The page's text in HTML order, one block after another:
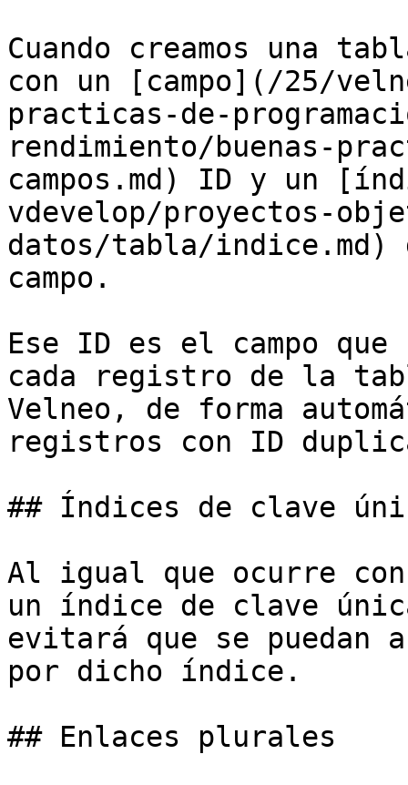
Cuando creamos una
con un [campo](/25/
practicas-de-
rendimiento/buenas-
campos.md) ID y un
vdevelop/proyectos-
datos/tabla/indice.md)
campo.
Ese ID es el campo
cada registro de la
Velneo, de forma
registros con ID
## Índices de clave
Al igual que ocurre
un índice de clave
evitará que se puedan
por dicho índice.
## Enlaces plurales